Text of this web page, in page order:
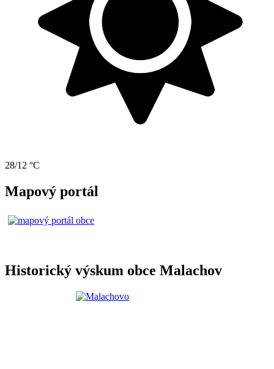
28/12 °C
Mapový portál
Historický výskum obce Malachov